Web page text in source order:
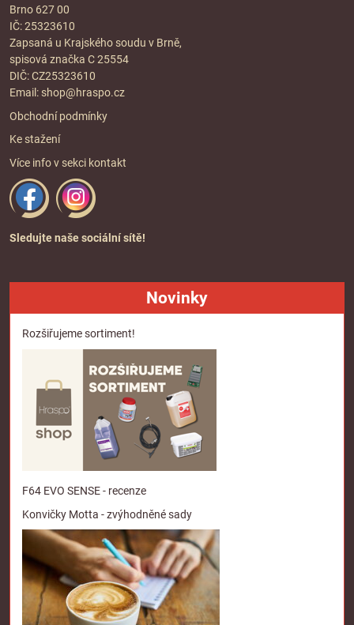
Brno 627 00
IČ: 25323610
Zapsaná u Krajského soudu v Brně,
spisová značka C 25554
DIČ: CZ25323610
Email: shop@hraspo.cz
Obchodní podmínky
Ke stažení
Více info v sekci kontakt
Sledujte naše sociální sítě!
Novinky
Rozšiřujeme sortiment!
F64 EVO SENSE - recenze
Konvičky Motta - zvýhodněné sady